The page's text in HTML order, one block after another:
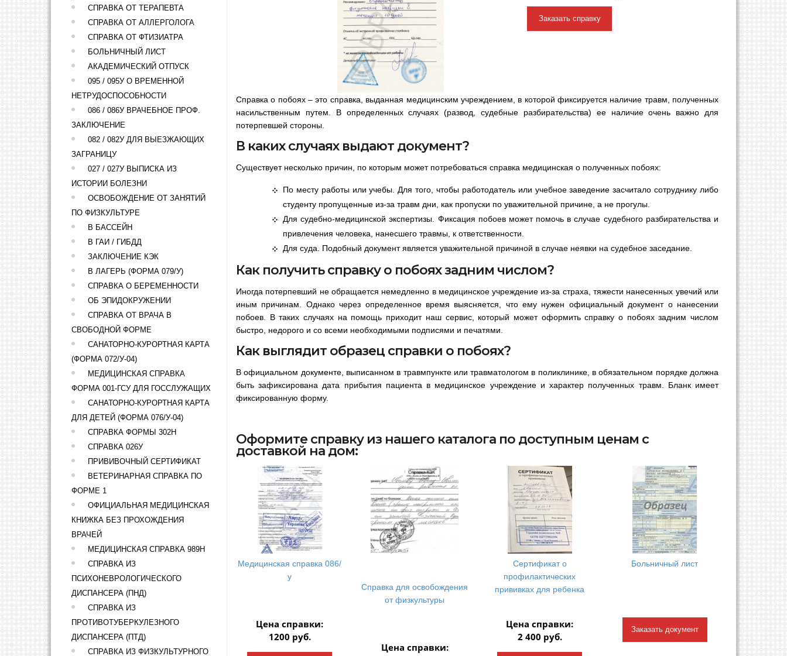
СПРАВКА ОТ ТЕРАПЕВТА
СПРАВКА ОТ АЛЛЕРГОЛОГА
СПРАВКА ОТ ФТИЗИАТРА
БОЛЬНИЧНЫЙ ЛИСТ
АКАДЕМИЧЕСКИЙ ОТПУСК
095 / 095У О ВРЕМЕННОЙ
НЕТРУДОСПОСОБНОСТИ
086 / 086У ВРАЧЕБНОЕ ПРОФ.
ЗАКЛЮЧЕНИЕ
082 / 082У ДЛЯ ВЫЕЗЖАЮЩИХ
ЗАГРАНИЦУ
027 / 027У ВЫПИСКА ИЗ
ИСТОРИИ БОЛЕЗНИ
ОСВОБОЖДЕНИЕ ОТ ЗАНЯТИЙ
ПО ФИЗКУЛЬТУРЕ
В БАССЕЙН
В ГАИ / ГИБДД
ЗАКЛЮЧЕНИЕ КЭК
В ЛАГЕРЬ (ФОРМА 079/У)
СПРАВКА О БЕРЕМЕННОСТИ
ОБ ЭПИДОКРУЖЕНИИ
СПРАВКА ОТ ВРАЧА В
СВОБОДНОЙ ФОРМЕ
САНАТОРНО-КУРОРТНАЯ КАРТА
(ФОРМА 072/У-04)
МЕДИЦИНСКАЯ СПРАВКА
ФОРМА 001-ГСУ ДЛЯ ГОССЛУЖАЩИХ
САНАТОРНО-КУРОРТНАЯ КАРТА
ДЛЯ ДЕТЕЙ (ФОРМА 076/У-04)
СПРАВКА ФОРМЫ 302Н
СПРАВКА 026У
ПРИВИВОЧНЫЙ СЕРТИФИКАТ
ВЕТЕРИНАРНАЯ СПРАВКА ПО
ФОРМЕ 1
ОФИЦИАЛЬНАЯ МЕДИЦИНСКАЯ
КНИЖКА БЕЗ ПРОХОЖДЕНИЯ
ВРАЧЕЙ
МЕДИЦИНСКАЯ СПРАВКА 989Н
СПРАВКА ИЗ
ПСИХОНЕВРОЛОГИЧЕСКОГО
ДИСПАНСЕРА (ПНД)
СПРАВКА ИЗ
ПРОТИВОТУБЕРКУЛЕЗНОГО
ДИСПАНСЕРА (ПТД)
СПРАВКА ИЗ ФИЗКУЛЬТУРНОГО
Заказать справку
Справка о побоях – это справка, выданная медицинским учреждением, в которой фиксируется наличие травм, полученных
насильственным путем. В определенных случаях (развод, судебные разбирательства) ее наличие очень важно для
потерпевшей стороны.
В каких случаях выдают документ?
Существует несколько причин, по которым может потребоваться справка медицинская о полученных побоях:
По месту работы или учебы. Для того, чтобы работодатель или учебное заведение засчитало сотруднику либо
студенту пропущенные из-за травм дни, как пропуски по уважительной причине, а не прогулы.
Для судебно-медицинской экспертизы. Фиксация побоев может помочь в случае судебного разбирательства и
привлечения человека, нанесшего травмы, к ответственности.
Для суда. Подобный документ является уважительной причиной в случае неявки на судебное заседание.
Как получить справку о побоях задним числом?
Иногда потерпевший не обращается немедленно в медицинское учреждение из-за страха, тяжести нанесенных увечий или
иным причинам. Однако через определенное время выясняется, что ему нужен официальный документ о нанесении
побоев. В таких случаях на помощь приходит наш сервис, который может оформить справку о побоях задним числом
быстро, недорого и со всеми необходимыми подписями и печатями.
Как выглядит образец справки о побоях?
В официальном документе, выписанном в травмпункте или травматологом в поликлинике, в обязательном порядке должна
быть зафиксирована дата прибытия пациента в медицинское учреждение и характер полученных травм. Бланк имеет
фиксированную форму.
Оформите справку из нашего каталога по доступным ценам с
доставкой на дом:
Медицинская справка 086/
у
Цена справки:
1200 руб.
Справка для освобождения
от физкультуры
Цена справки:
Сертификат о
профилактических
прививках для ребенка
Цена справки:
2 400 руб.
Больничный лист
Заказать документ